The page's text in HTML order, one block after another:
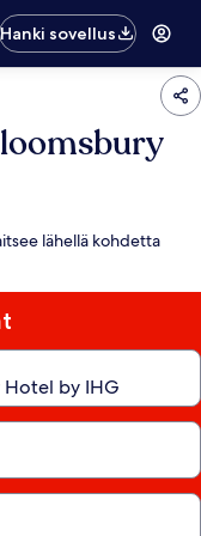
Hanki sovellus
lähellä kohdetta